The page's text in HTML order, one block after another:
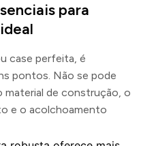
para
case perfeita, é
pontos. Não se pode
material de construção, o
e o acolchoamento